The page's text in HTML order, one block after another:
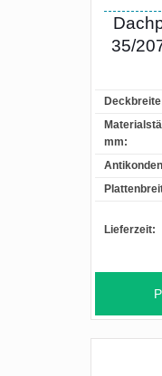
35/
mm:
Lieferzeit: